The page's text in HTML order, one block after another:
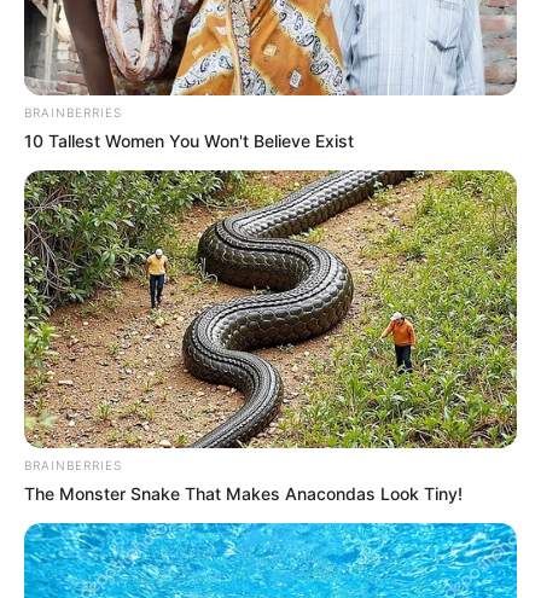
SELEBRITI
10 Selebriti Pemain Radha
BRAINBERRIES
10 Tallest Women You Won't Believe Exist
BRAINBERRIES
The Monster Snake That Makes Anacondas Look Tiny!